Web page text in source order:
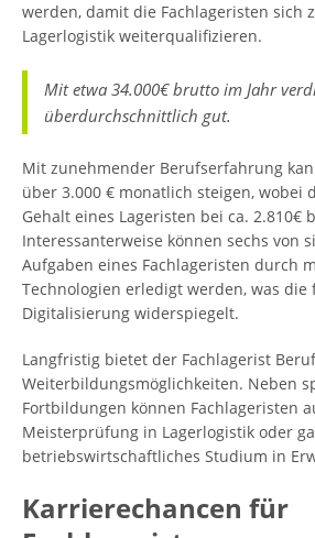
werden, damit die Fachlageristen sich
Lagerlogistik weiterqualifizieren.
Mit etwa 34.000€ brutto im Jahr
überdurchschnittlich gut.
Mit zunehmender Berufserfahrung
über 3.000 € monatlich steigen, wobei
Gehalt eines Lageristen bei ca. 2.810€
Interessanterweise können sechs von
Aufgaben eines Fachlageristen durch
Technologien erledigt werden, was
Digitalisierung widerspiegelt.
Langfristig bietet der Fachlagerist
Weiterbildungsmöglichkeiten. Neben
Fortbildungen können Fachlageristen
Meisterprüfung in Lagerlogistik oder
betriebswirtschaftliches Studium in
Karrierechancen für